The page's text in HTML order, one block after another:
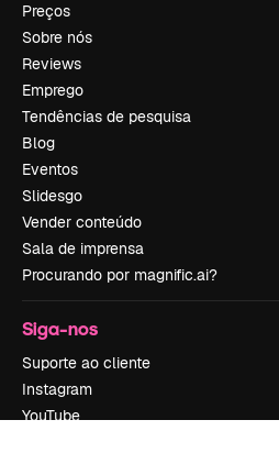
Preços
Sobre nós
Reviews
Emprego
Tendências de pesquisa
Blog
Eventos
Slidesgo
Vender conteúdo
Sala de imprensa
Procurando por magnific.ai?
Siga-nos
Suporte ao cliente
Instagram
YouTube